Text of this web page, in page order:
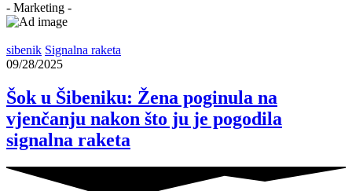
- Marketing -
sibenik Signalna raketa
09/28/2025
Šok u Šibeniku: Žena poginula na
vjenčanju nakon što ju je pogodila
signalna raketa